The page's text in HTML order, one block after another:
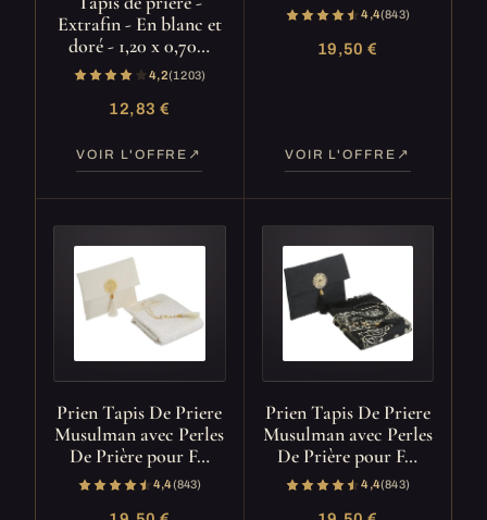
Extrafin - En blanc et
doré - 1,20 x 0,70…
4,2(1 203)
12,83 €
VOIR L'OFFRE
4,4(843)
19,50 €
VOIR L'OFFRE
Prien Tapis De Priere
Musulman avec Perles
De Prière pour F…
4,4(843)
Prien Tapis De Priere
Musulman avec Perles
De Prière pour F…
4,4(843)